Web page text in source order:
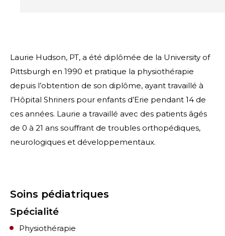
Laurie Hudson, PT, a été diplômée de la University of
Pittsburgh en 1990 et pratique la physiothérapie
depuis l’obtention de son diplôme, ayant travaillé à
l’Hôpital Shriners pour enfants d’Erie pendant 14 de
ces années. Laurie a travaillé avec des patients âgés
de 0 à 21 ans souffrant de troubles orthopédiques,
neurologiques et développementaux.
Soins pédiatriques
Spécialité
Physiothérapie